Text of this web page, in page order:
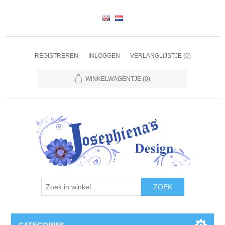
REGISTREREN INLOGGEN VERLANGLIJSTJE (0)
WINKELWAGENTJE (0)
ZOEK